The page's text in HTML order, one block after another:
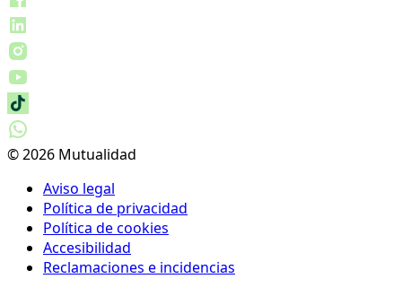
© 2026 Mutualidad
Aviso legal
Política de privacidad
Política de cookies
Accesibilidad
Reclamaciones e incidencias